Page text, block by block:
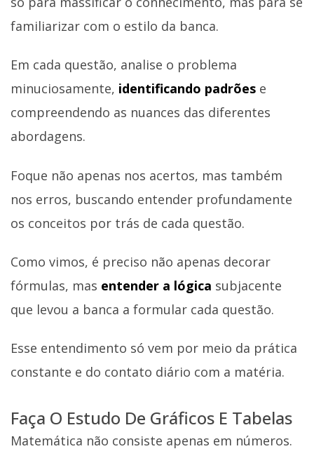
familiarizar com o estilo da banca.
Em cada questão, analise o problema
minuciosamente, identificando padrões e
compreendendo as nuances das diferentes
abordagens.
Foque não apenas nos acertos, mas também
nos erros, buscando entender profundamente
os conceitos por trás de cada questão.
Como vimos, é preciso não apenas decorar
fórmulas, mas entender a lógica subjacente
que levou a banca a formular cada questão.
Esse entendimento só vem por meio da prática
constante e do contato diário com a matéria.
Faça O Estudo De Gráficos E Tabelas
Matemática não consiste apenas em números.